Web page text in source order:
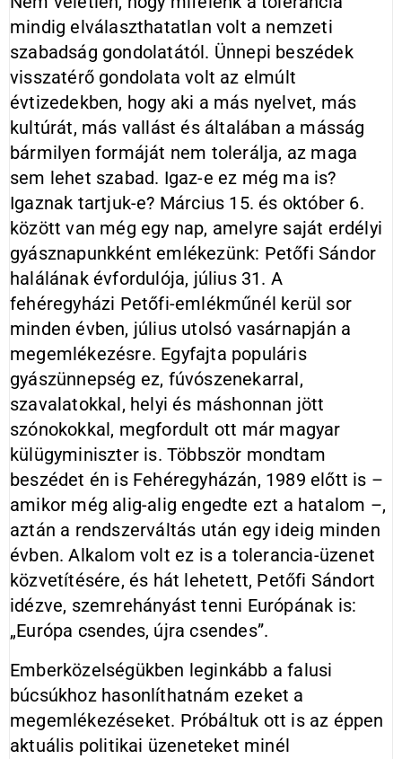
mindig elválaszthatatlan volt a nemzeti
szabadság gondolatától. Ünnepi beszédek
visszatérő gondolata volt az elmúlt
évtizedekben, hogy aki a más nyelvet, más
kultúrát, más vallást és általában a másság
bármilyen formáját nem tolerálja, az maga
sem lehet szabad. Igaz-e ez még ma is?
Igaznak tartjuk-e? Március 15. és október 6.
között van még egy nap, amelyre saját erdélyi
gyásznapunkként emlékezünk: Petőfi Sándor
halálának évfordulója, július 31. A
fehéregyházi Petőfi-emlékműnél kerül sor
minden évben, július utolsó vasárnapján a
megemlékezésre. Egyfajta populáris
gyászünnepség ez, fúvószenekarral,
szavalatokkal, helyi és máshonnan jött
szónokokkal, megfordult ott már magyar
külügyminiszter is. Többször mondtam
beszédet én is Fehéregyházán, 1989 előtt is –
amikor még alig-alig engedte ezt a hatalom –,
aztán a rendszerváltás után egy ideig minden
évben. Alkalom volt ez is a tolerancia-üzenet
közvetítésére, és hát lehetett, Petőfi Sándort
idézve, szemrehányást tenni Európának is:
„Európa csendes, újra csendes”.
Emberközelségükben leginkább a falusi
búcsúkhoz hasonlíthatnám ezeket a
megemlékezéseket. Próbáltuk ott is az éppen
aktuális politikai üzeneteket minél